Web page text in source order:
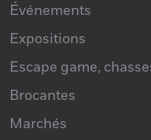
Événements
Expositions
Escape game,
Brocantes
Marchés